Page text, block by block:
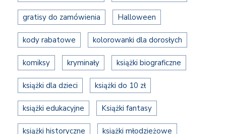
gratisy do zamówienia Halloween
kody rabatowe kolorowanki dla dorosłych
komiksy kryminały książki biograficzne
książki dla dzieci książki do 10 zł
książki edukacyjne Książki fantasy
książki historyczne książki młodzieżowe